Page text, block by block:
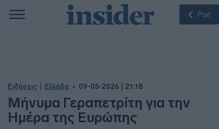
Ροή
Ειδήσεις Ελλάδα 09-05-2026 | 21:18
Μήνυμα Γεραπετρίτη για την
Ημέρα της Ευρώπης